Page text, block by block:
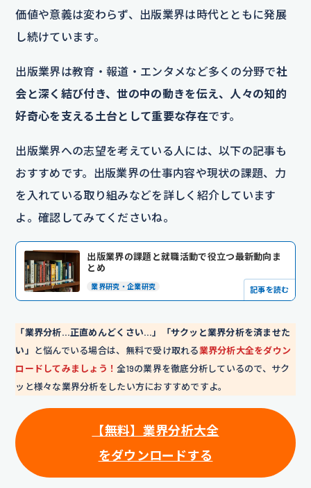
価値や意義は変わらず、出版業界は時代とともに発展
し続けています。
出版業界は教育・報道・エンタメなど多くの分野で社
会と深く結び付き、世の中の動きを伝え、人々の知的
好奇心を支える土台として重要な存在です。
出版業界への志望を考えている人には、以下の記事も
おすすめです。出版業界の仕事内容や現状の課題、力
を入れている取り組みなどを詳しく紹介しています
よ。確認してみてくださいね。
出版業界の課題と就職活動で役立つ最新動向ま
とめ
業界研究・企業研究 記事を読む
「業界分析…正直めんどくさい…」「サクッと業界分析を済ませた
い」
と悩んでいる場合は、無料で受け取れる業界分析大全をダウン
ロードしてみましょう！全19の業界を徹底分析しているので、サク
ッと様々な業界分析をしたい方におすすめですよ。
【無料】業界分析大全
をダウンロードする